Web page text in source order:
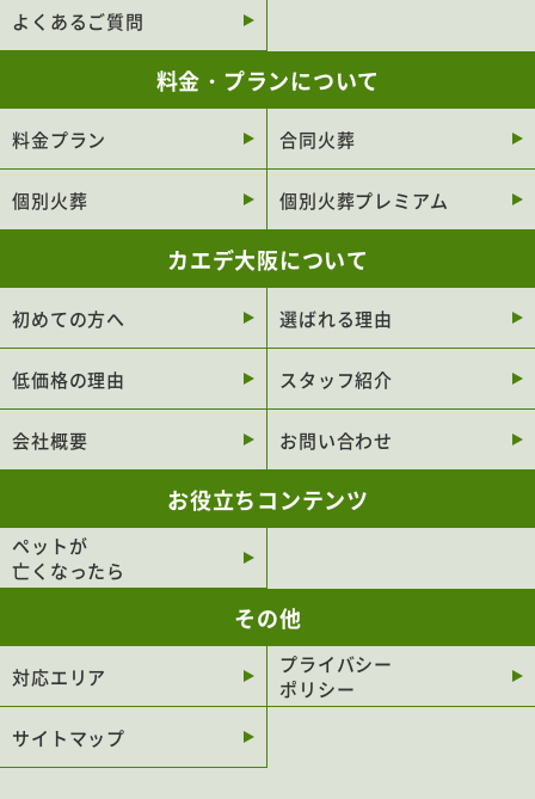
堺市中区
堺市美原区
東大阪市
豊中市
吹田市
枚方市
高槻市
茨木市
八尾市
寝屋川市
岸和田市
守口市
箕面市
大東市
門真市
松原市
羽曳野市
富田林市
池田市
泉佐野市
河内長野市
摂津市
交野市
泉大津市
藤井寺市
大阪狭山市
高石市
四條畷市
阪南市
よくあるご質問
料金・プランについて
料金プラン 合同火葬
個別火葬 個別火葬プレミアム
カエデ大阪について
初めての方へ 選ばれる理由
低価格の理由 スタッフ紹介
会社概要 お問い合わせ
お役立ちコンテンツ
ペットが
亡くなったら
その他
対応エリア
プライバシー
ポリシー
サイトマップ